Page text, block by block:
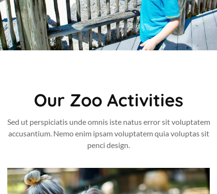
Our Zoo Activities
Sed ut perspiciatis unde omnis iste natus error sit voluptatem
accusantium. Nemo enim ipsam voluptatem quia voluptas sit
penci design.